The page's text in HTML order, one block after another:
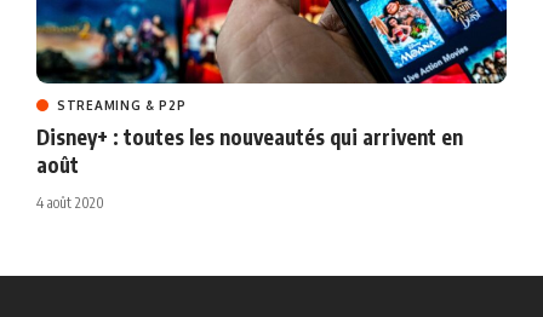
STREAMING & P2P
Disney+ : toutes les nouveautés qui arrivent en
août
4 août 2020